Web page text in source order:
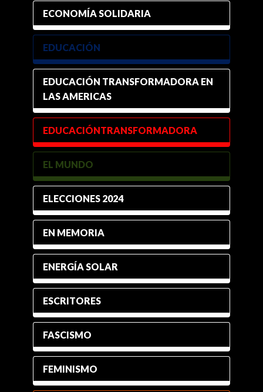
ECONOMÍA SOLIDARIA
EDUCACIÓN
EDUCACIÓN TRANSFORMADORA EN
LAS AMERICAS
EDUCACIÓNTRANSFORMADORA
EL MUNDO
ELECCIONES 2024
EN MEMORIA
ENERGÍA SOLAR
ESCRITORES
FASCISMO
FEMINISMO